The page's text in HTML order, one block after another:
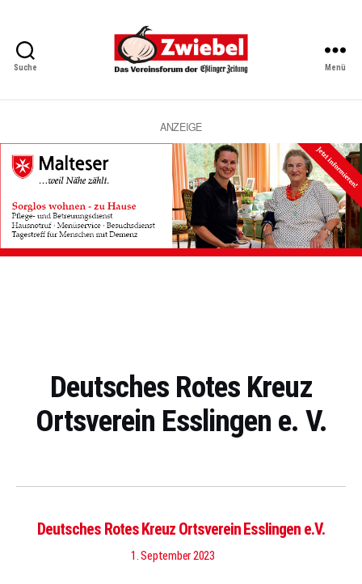
Suche
Vereinsforum
Eßlinger
Zeitung
Menü
ANZEIGE
Deutsches Rotes Kreuz
Ortsverein Esslingen e. V.
Deutsches Rotes Kreuz Ortsverein Esslingen e.V.
1. September 2023